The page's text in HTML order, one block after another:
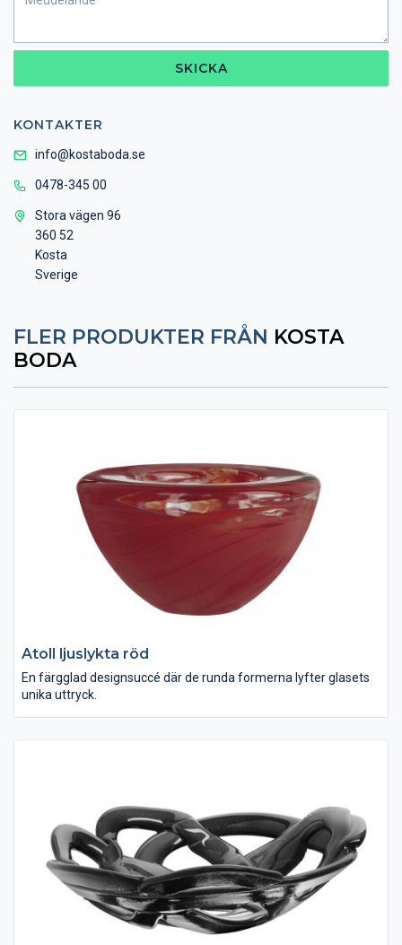
SKICKA
KONTAKTER
info@kostaboda.se
0478-345 00
Stora vägen 96
360 52
Kosta
Sverige
FLER PRODUKTER FRÅN KOSTA
BODA
Atoll ljuslykta röd
En färgglad designsuccé där de runda formerna lyfter glasets
unika uttryck.